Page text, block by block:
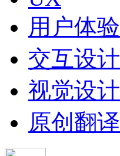
用户体验
交互设计
视觉设计
原创翻译